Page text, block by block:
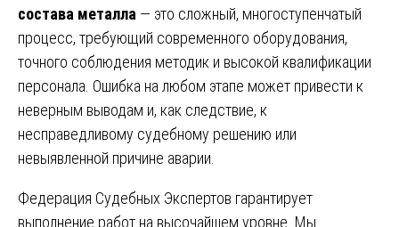
состава металла — это сложный, многоступенчатый
процесс, требующий современного оборудования,
точного соблюдения методик и высокой квалификации
персонала. Ошибка на любом этапе может привести к
неверным выводам и, как следствие, к
несправедливому судебному решению или
невыявленной причине аварии.
Федерация Судебных Экспертов гарантирует
выполнение работ на высочайшем уровне. Мы